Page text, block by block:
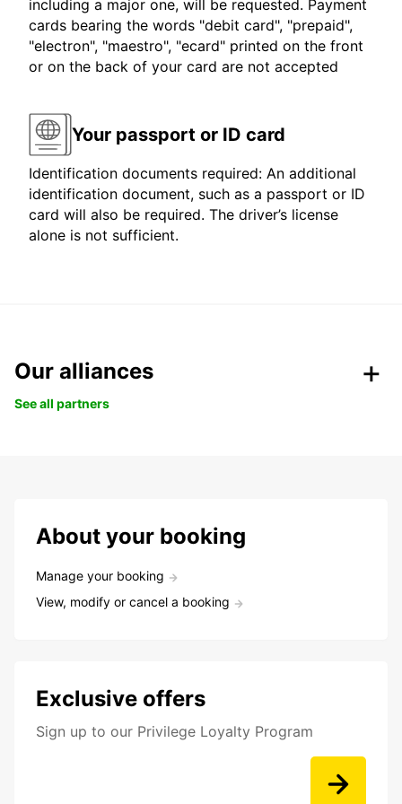
including a major one, will be requested. Payment
cards bearing the words "debit card", "prepaid",
"electron", "maestro", "ecard" printed on the front
or on the back of your card are not accepted
Your passport or ID card
Identification documents required: An additional
identification document, such as a passport or ID
card will also be required. The driver’s license
alone is not sufficient.
Our alliances
See all partners
About your booking
Manage your booking
View, modify or cancel a booking
Exclusive offers
Sign up to our Privilege Loyalty Program